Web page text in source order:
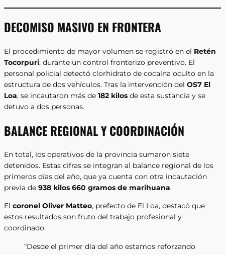
DECOMISO MASIVO EN FRONTERA
El procedimiento de mayor volumen se registró en el Retén
Tocorpuri, durante un control fronterizo preventivo. El
personal policial detectó clorhidrato de cocaína oculto en la
estructura de dos vehículos. Tras la intervención del OS7 El
Loa, se incautaron más de 182 kilos de esta sustancia y se
detuvo a dos personas.
BALANCE REGIONAL Y COORDINACIÓN
En total, los operativos de la provincia sumaron siete
detenidos. Estas cifras se integran al balance regional de los
primeros días del año, que ya cuenta con otra incautación
previa de 938 kilos 660 gramos de marihuana.
El coronel Oliver Matteo, prefecto de El Loa, destacó que
estos resultados son fruto del trabajo profesional y
coordinado:
“Desde el primer día del año estamos reforzando